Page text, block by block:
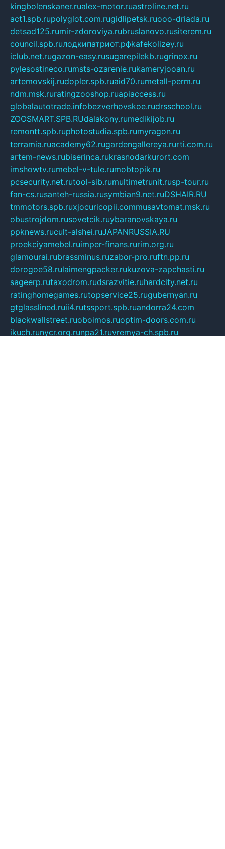
kingbolenskaner.rualex-motor.ruastroline.net.ru
act1.spb.rupolyglot.com.rugidlipetsk.ruooo-driada.ru
detsad125.rumir-zdoroviya.rubruslanovo.rusiterem.ru
council.spb.ruлодкипатриот.рфkafekolizey.ru
iclub.net.rugazon-easy.rusugarepilekb.rugrinox.ru
pylesostineco.rumsts-ozarenie.rukameryjooan.ru
artemovskij.rudopler.spb.ruaid70.rumetall-perm.ru
ndm.msk.ruratingzooshop.ruapiaccess.ru
globalautotrade.infobezverhovskoe.rudrsschool.ru
ZOOSMART.SPB.RUdalakony.rumedikijob.ru
remontt.spb.ruphotostudia.spb.rumyragon.ru
terramia.ruacademy62.rugardengallereya.rurti.com.ru
artem-news.rubiserinca.rukrasnodarkurort.com
imshowtv.rumebel-v-tule.rumobtopik.ru
pcsecurity.net.rutool-sib.rumultimetrunit.rusp-tour.ru
fan-cs.rusanteh-russia.rusymbian9.net.ruDSHAIR.RU
tmmotors.spb.ruxjocuricopii.commusavtomat.msk.ru
obustrojdom.rusovetcik.ruybaranovskaya.ru
ppknews.rucult-alshei.ruJAPANRUSSIA.RU
proekciyamebel.ruimper-finans.rurim.org.ru
glamourai.rubrassminus.ruzabor-pro.ruftn.pp.ru
dorogoe58.rulaimengpacker.rukuzova-zapchasti.ru
sageerp.rutaxodrom.rudsrazvitie.ruhardcity.net.ru
ratinghomegames.rutopservice25.rugubernyan.ru
gtglasslined.ruii4.rutssport.spb.ruandorra24.com
blackwallstreet.ruoboimos.ruoptim-doors.com.ru
ikuch.runycr.org.runpa21.ruvremya-ch.spb.ru